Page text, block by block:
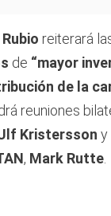
Rubio reiterará
de “mayor
de la
reuniones
Kristersson y
, Mark Rutte